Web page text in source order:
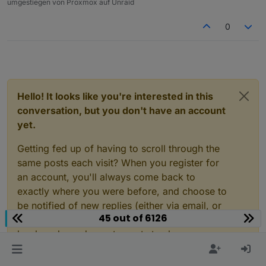
ausgebaut und erlaubt
das Anzeigen eines (primären) Datenpunkts /
State inkl. Styling abhängig des Werts
(nachfolgendes Beispiel ist ohne Styling)
sowie das Anzeigen beliebiger vieler
(sekundärer) Datenpunkte (ohne Styling, stets
grau). Außerdem die Auswahl eines belieben
Icons für den Datenpunkt (Unterstützung aller
Material Icons) und das Styling des Icons
Layout / Widgets
Geräte (alias, hue, hue-extended, deconz, shelly
umgestiegen von Proxmox auf Unraid
0
Hello! It looks like you're interested in this
conversation, but you don't have an account
yet.
Getting fed up of having to scroll through the
same posts each visit? When you register for
an account, you'll always come back to
exactly where you were before, and choose to
be notified of new replies (either via email, or
push notification). You'll also be able to save
bookmarks and upvote posts to show your
appreciation to other community members.
45 out of 6126